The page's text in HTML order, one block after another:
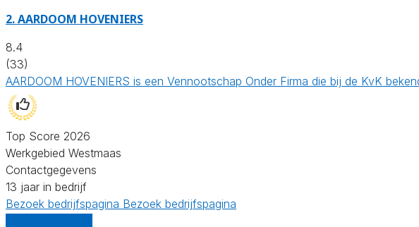
2.AARDOOM HOVENIERS
8.4
(33)
AARDOOM HOVENIERS is een Vennootschap Onder Firma die bij de KvK
Top Score 2026
Werkgebied Westmaas
Contactgegevens
13 jaar in bedrijf
Bezoek bedrijfspagina Bezoek bedrijfspagina